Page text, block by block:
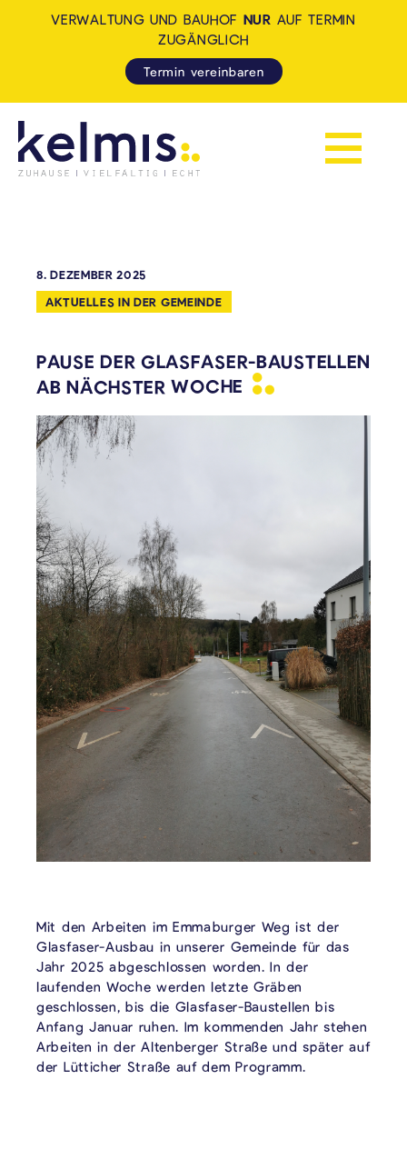
Navigation
VERWALTUNG UND BAUHOF NUR AUF TERMIN
ZUGÄNGLICH
Termin vereinbaren
8. DEZEMBER 2025
AKTUELLES IN DER GEMEINDE
PAUSE DER GLASFASER-BAUSTELLEN
AB NÄCHSTERWOCHE
Mit den Arbeiten im Emmaburger Weg ist der
Glasfaser-Ausbau in unserer Gemeinde für das
Jahr 2025 abgeschlossen worden. In der
laufenden Woche werden letzte Gräben
geschlossen, bis die Glasfaser-Baustellen bis
Anfang Januar ruhen. Im kommenden Jahr stehen
Arbeiten in der Altenberger Straße und später auf
der Lütticher Straße auf dem Programm.